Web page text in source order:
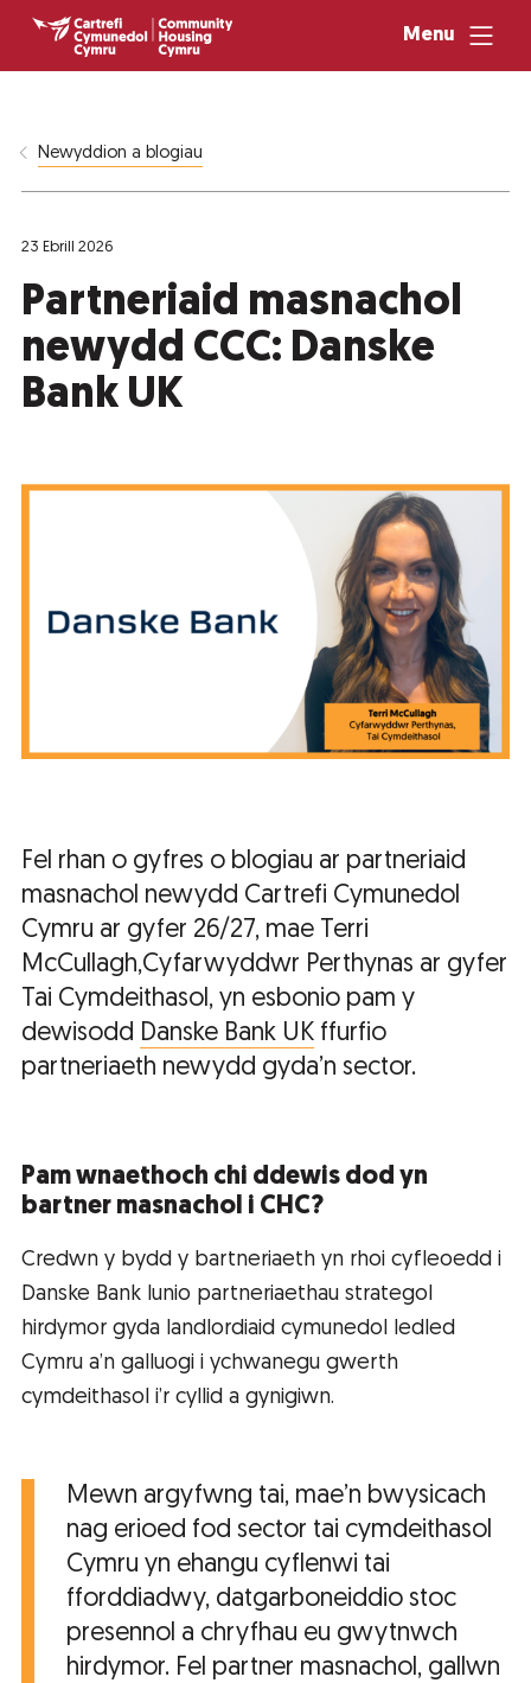
Menu
Newyddion a blogiau
23 Ebrill 2026
Partneriaid masnachol
newydd CCC: Danske
Bank UK
Fel rhan o gyfres o blogiau ar partneriaid
masnachol newydd Cartrefi Cymunedol
Cymru ar gyfer 26/27, mae Terri
McCullagh,Cyfarwyddwr Perthynas ar gyfer
Tai Cymdeithasol, yn esbonio pam y
dewisodd Danske Bank UK ffurfio
partneriaeth newydd gyda’n sector.
Pam wnaethoch chi ddewis dod yn
bartner masnachol i CHC?
Credwn y bydd y bartneriaeth yn rhoi cyfleoedd i
Danske Bank lunio partneriaethau strategol
hirdymor gyda landlordiaid cymunedol ledled
Cymru a’n galluogi i ychwanegu gwerth
cymdeithasol i’r cyllid a gynigiwn.
Mewn argyfwng tai, mae’n bwysicach
nag erioed fod sector tai cymdeithasol
Cymru yn ehangu cyflenwi tai
fforddiadwy, datgarboneiddio stoc
presennol a chryfhau eu gwytnwch
hirdymor. Fel partner masnachol, gallwn